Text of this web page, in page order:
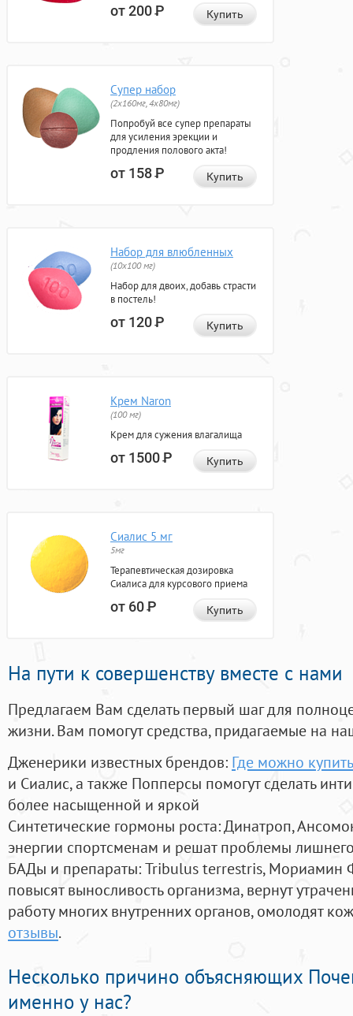
от 200Р Купить
Супер набор
(2х160мг, 4х80мг)
Попробуй все супер препараты
для усиления эрекции и
продления полового акта!
от 158Р Купить
Набор для влюбленных
(10х100 мг)
Набор для двоих, добавь страсти
в постель!
от 120Р Купить
Крем Naron
(100 мг)
Крем для сужения влагалища
от 1500Р Купить
Сиалис 5 мг
5мг
Терапевтическая дозировка
Сиалиса для курсового приема
от 60Р Купить
На пути к совершенству вместе с нами
Предлагаем Вам сделать первый шаг для
жизни. Вам помогут средства, придагаемые на
Дженерики известных брендов: Где можно
и Сиалис, а также Попперсы помогут сделать
более насыщенной и яркой
Синтетические гормоны роста: Динатроп,
энергии спортсменам и решат проблемы
БАДы и препараты:Tribulus terrestris, Мориамин
повысят выносливость организма, вернут
работу многих внутренних органов, омолодят
отзывы.
Несколько причино объясняющих
именно у нас?